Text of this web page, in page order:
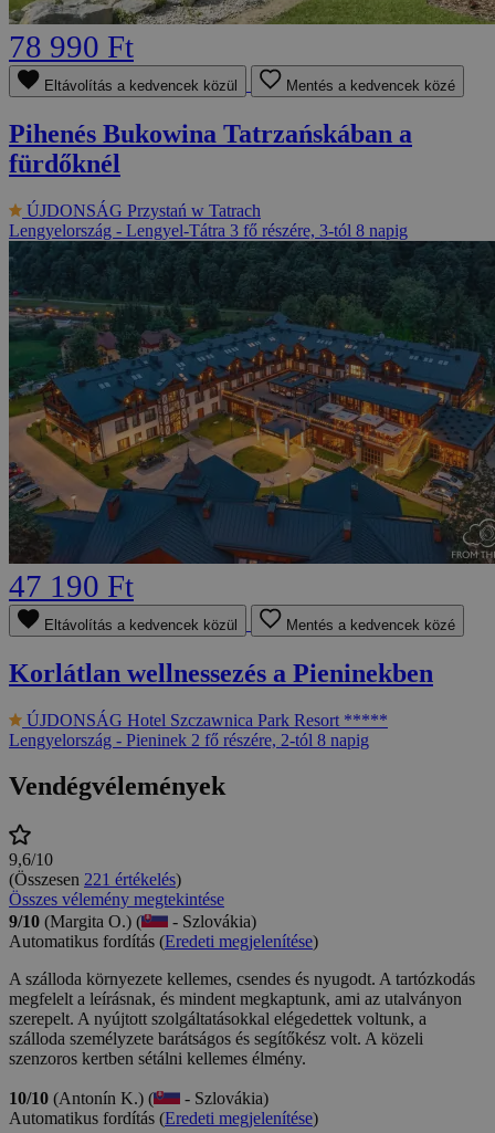
78 990 Ft
Eltávolítás a kedvencek közül Mentés a kedvencek közé
Pihenés Bukowina Tatrzańskában a
fürdőknél
ÚJDONSÁG Przystań w Tatrach
Lengyelország - Lengyel-Tátra 3 fő részére, 3-tól 8 napig
47 190 Ft
Eltávolítás a kedvencek közül Mentés a kedvencek közé
Korlátlan wellnessezés a Pieninekben
ÚJDONSÁG Hotel Szczawnica Park Resort *****
Lengyelország - Pieninek 2 fő részére, 2-tól 8 napig
Vendégvélemények
9,6/10
(Összesen 221 értékelés)
Összes vélemény megtekintése
9/10 (Margita O.) (
- Szlovákia)
Automatikus fordítás (Eredeti megjelenítése)
A szálloda környezete kellemes, csendes és nyugodt. A tartózkodás
megfelelt a leírásnak, és mindent megkaptunk, ami az utalványon
szerepelt. A nyújtott szolgáltatásokkal elégedettek voltunk, a
szálloda személyzete barátságos és segítőkész volt. A közeli
szenzoros kertben sétálni kellemes élmény.
10/10 (Antonín K.) (
- Szlovákia)
Automatikus fordítás (Eredeti megjelenítése)